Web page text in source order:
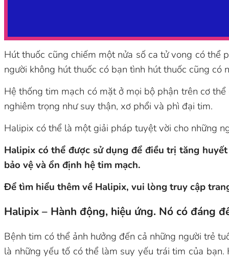
Hút thuốc cũng chiếm một nửa số ca tử vong có thể
người không hút thuốc có bạn tình hút thuốc cũng có
Hệ thống tim mạch có mặt ở mọi bộ phận trên cơ
nghiêm trọng như suy thận, xơ phổi và phì đại tim.
Halipix có thể là một giải pháp tuyệt vời cho những
Halipix có thể được sử dụng để điều trị tăng
bảo vệ và ổn định hệ tim mạch.
Để tìm hiểu thêm về Halipix, vui lòng truy cập
Halipix – Hành động, hiệu ứng. Nó có đáng
Bệnh tim có thể ảnh hưởng đến cả những người trẻ
là những yếu tố có thể làm suy yếu trái tim của